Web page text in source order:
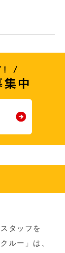
タッフを
ルー」は、